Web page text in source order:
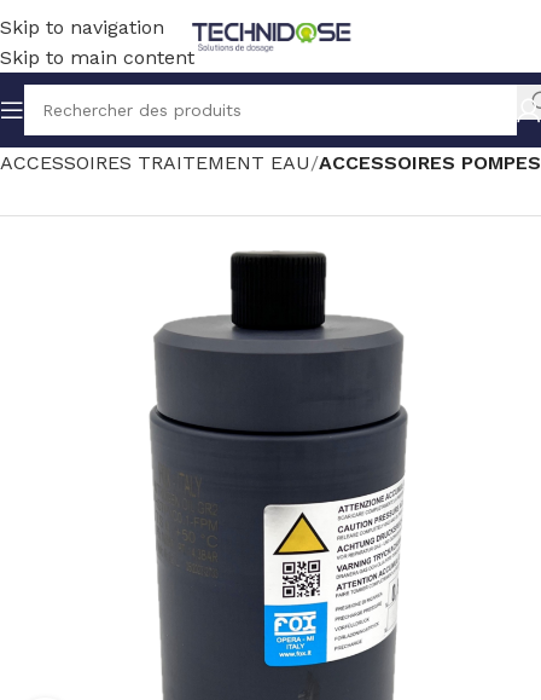
Skip to navigation
Skip to main content
Accueil TRAITEMENT EAU
ACCESSOIRES TRAITEMENT EAU ACCESSOIRES POMPES